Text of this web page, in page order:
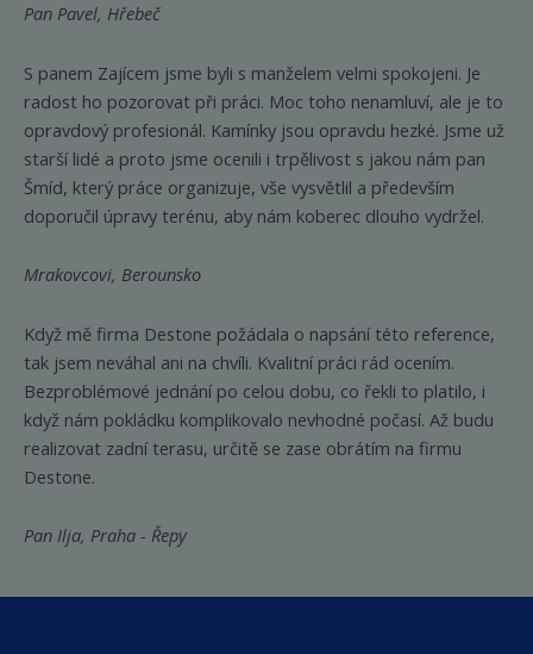
Pan Pavel, Hřebeč
S panem Zajícem jsme byli s manželem velmi spokojeni. Je
radost ho pozorovat při práci. Moc toho nenamluví, ale je to
opravdový profesionál. Kamínky jsou opravdu hezké. Jsme už
starší lidé a proto jsme ocenili i trpělivost s jakou nám pan
Šmíd, který práce organizuje, vše vysvětlil a především
doporučil úpravy terénu, aby nám koberec dlouho vydržel.
Mrakovcovi, Berounsko
Když mě firma Destone požádala o napsání této reference,
tak jsem neváhal ani na chvíli. Kvalitní práci rád ocením.
Bezproblémové jednání po celou dobu, co řekli to platilo, i
když nám pokládku komplikovalo nevhodné počasí. Až budu
realizovat zadní terasu, určitě se zase obrátím na firmu
Destone.
Pan Ilja, Praha - Řepy